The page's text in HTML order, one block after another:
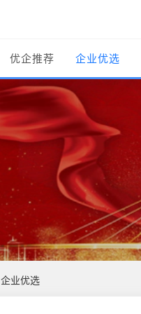
优企推荐 企业优选
企业优选